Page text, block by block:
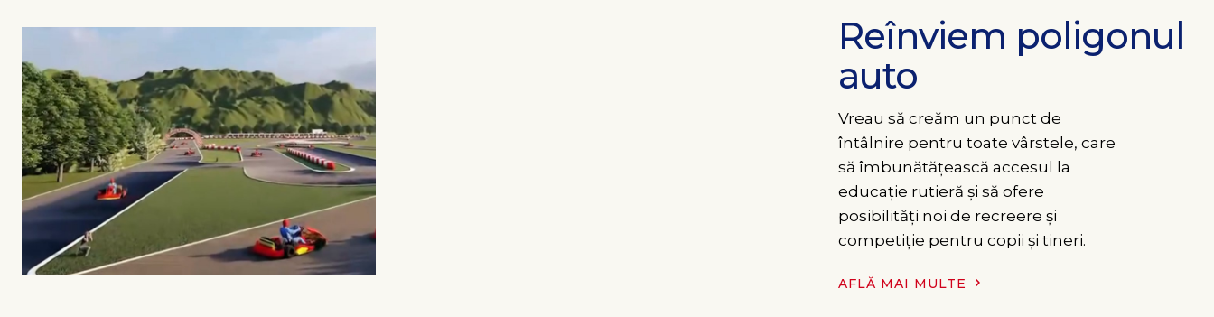
Reînviem poligonul
auto
Vreau să creăm un punct de
întâlnire pentru toate vârstele, care
să îmbunătățească accesul la
educație rutieră și să ofere
posibilități noi de recreere și
competiție pentru copii și tineri.
AFLĂ MAI MULTE